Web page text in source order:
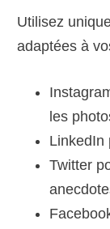
Utilisez
adaptées à
les
LinkedIn
Twitter